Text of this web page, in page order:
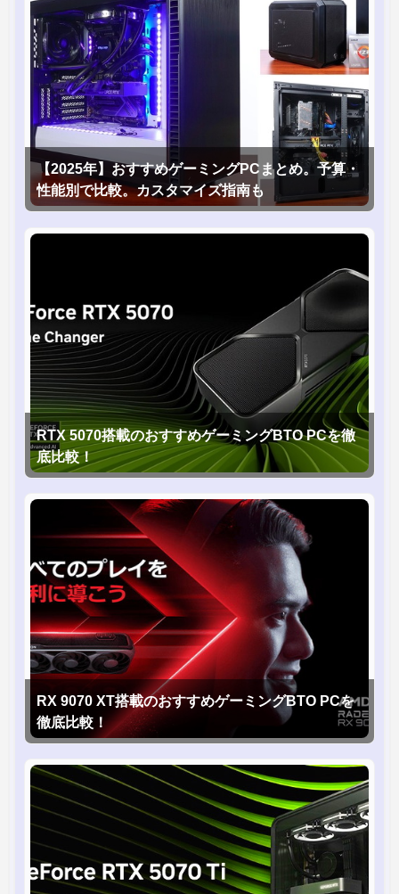
【2025年】おすすめゲーミングPCまとめ。予算・
性能別で比較。カスタマイズ指南も
RTX 5070搭載のおすすめゲーミングBTO PCを徹
底比較！
RX 9070 XT搭載のおすすめゲーミングBTO PCを
徹底比較！